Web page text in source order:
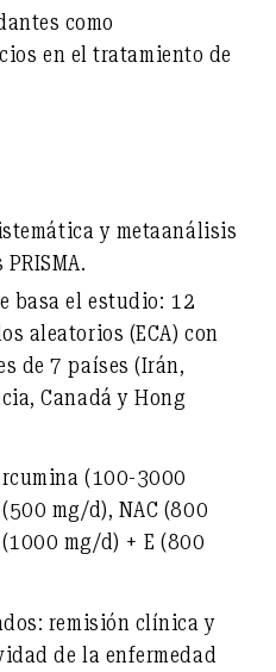
como
en el tratamiento de
y metaanálisis
basa el estudio: 12
aleatorios (ECA) con
de 7 países (Irán,
Canadá y Hong
(100-3000
mg/d), NAC (800
mg/d) + E (800
: remisión clínica y
de la enfermedad